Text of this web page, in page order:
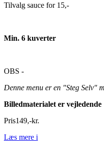
Tilvalg sauce for 15,-
Min. 6 kuverter
OBS -
Denne menu er en "Steg Selv"
Billedmaterialet er vejledende
Pris149,-kr.
Læs mere i